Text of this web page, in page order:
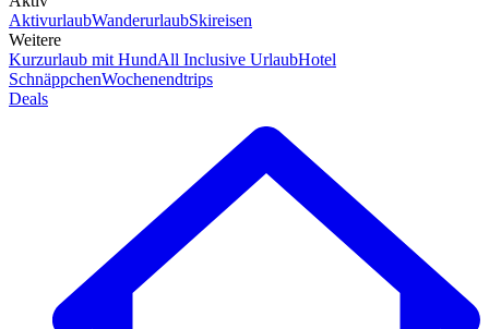
AktivurlaubWanderurlaubSkireisen
Weitere
Kurzurlaub mit HundAll Inclusive UrlaubHotel
SchnäppchenWochenendtrips
Deals